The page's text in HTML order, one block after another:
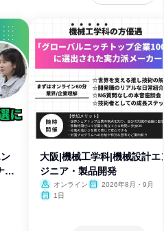
ン
大阪|機械工学科|機械設計エ
ジニア・製品開発
オンライン
2026年8月・9月
1日